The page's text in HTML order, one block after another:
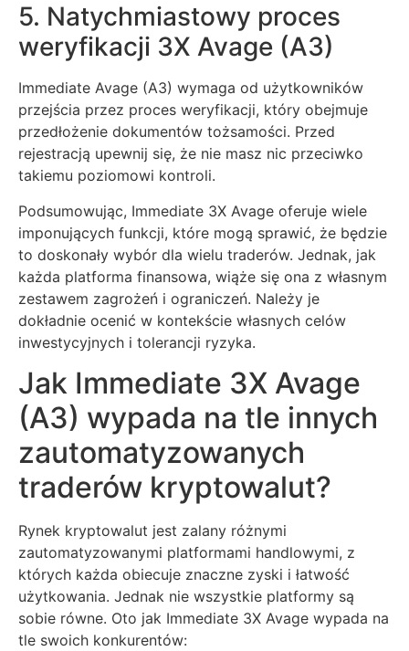
5. Natychmiastowy proces
weryfikacji 3X Avage (A3)
Immediate Avage (A3) wymaga od użytkowników
przejścia przez proces weryfikacji, który obejmuje
przedłożenie dokumentów tożsamości. Przed
rejestracją upewnij się, że nie masz nic przeciwko
takiemu poziomowi kontroli.
Podsumowując, Immediate 3X Avage oferuje wiele
imponujących funkcji, które mogą sprawić, że będzie
to doskonały wybór dla wielu traderów. Jednak, jak
każda platforma finansowa, wiąże się ona z własnym
zestawem zagrożeń i ograniczeń. Należy je
dokładnie ocenić w kontekście własnych celów
inwestycyjnych i tolerancji ryzyka.
Jak Immediate 3X Avage
(A3) wypada na tle innych
zautomatyzowanych
traderów kryptowalut?
Rynek kryptowalut jest zalany różnymi
zautomatyzowanymi platformami handlowymi, z
których każda obiecuje znaczne zyski i łatwość
użytkowania. Jednak nie wszystkie platformy są
sobie równe. Oto jak Immediate 3X Avage wypada na
tle swoich konkurentów: